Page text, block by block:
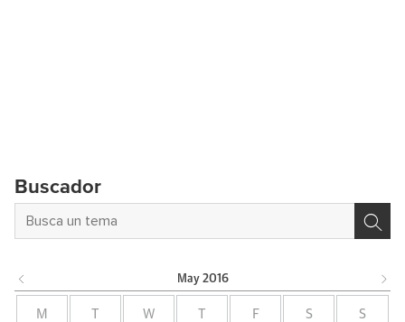
Buscador
May 2016
M W F S S